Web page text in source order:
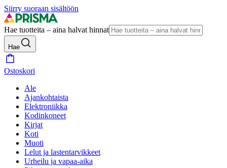
Siirry suoraan sisältöön
Hae tuotteita – aina halvat hinnat
Hae
Ostoskori
Ale
Ajankohtaista
Elektroniikka
Kodinkoneet
Kirjat
Koti
Muoti
Lelut ja lastentarvikkeet
Urheilu ja vapaa-aika